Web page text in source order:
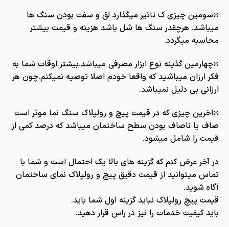
٭سومین چیزی ک تاثیر میگذارد لق و سفت بودن سنگ ها
میباشد. هرچقدر سنگ ها شل باشد هزینه و قیمت بیشتر
محاسبه میگردد.
٭چهارمین گذینه نوع ابزار مصرفی میباشد.بیشتر اوقات شما به
فکر ارزان میباشید که واقعا خودم اصلا توصیه نمیکنم.چون هر
ارزانی بی دلیل نمیباشد.
٭اخرین چیزی که در قیمت پیچ و رولپلاک سنگ نما موثر است
صاف یا ناصاف بودن سطح ساختمان میباشد که درصد کمی از
قیمت را شامل میشود.
در آخر عرض کنم که گزینه های بالا یک احتمال است و شما با
تماس میتوانید از قیمت دقیق پیچ و رولپلاک نمای ساختمان
آگاه شوید.
قیمت پیچ رولپلاک نباید گزینه اول شما باید.
باید کیفیت خدمات را نیز در راس قرار دهید.